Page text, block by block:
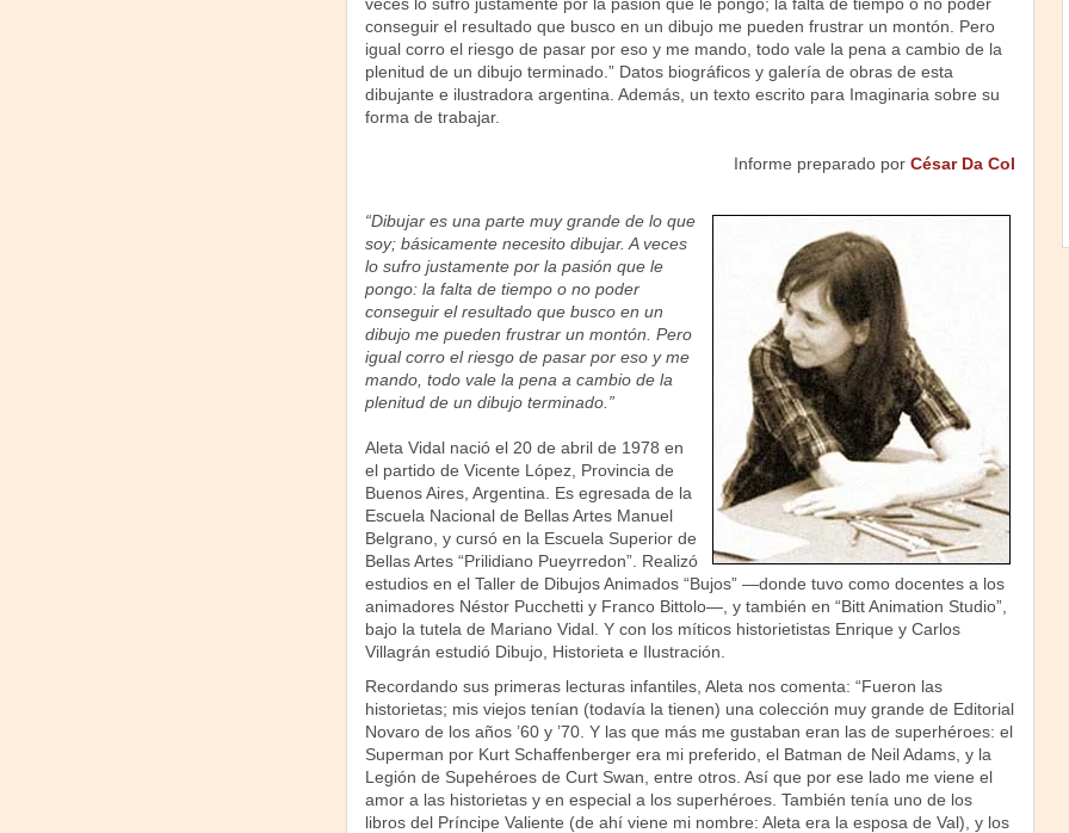
conseguir el resultado que busco en un dibujo me pueden frustrar un montón. Pero
igual corro el riesgo de pasar por eso y me mando, todo vale la pena a cambio de la
plenitud de un dibujo terminado.” Datos biográficos y galería de obras de esta
dibujante e ilustradora argentina. Además, un texto escrito para Imaginaria sobre su
forma de trabajar.
Informe preparado por César Da Col
“Dibujar es una parte muy grande de lo que
soy; básicamente necesito dibujar. A veces
lo sufro justamente por la pasión que le
pongo: la falta de tiempo o no poder
conseguir el resultado que busco en un
dibujo me pueden frustrar un montón. Pero
igual corro el riesgo de pasar por eso y me
mando, todo vale la pena a cambio de la
plenitud de un dibujo terminado.”
Aleta Vidal nació el 20 de abril de 1978 en
el partido de Vicente López, Provincia de
Buenos Aires, Argentina. Es egresada de la
Escuela Nacional de Bellas Artes Manuel
Belgrano, y cursó en la Escuela Superior de
Bellas Artes “Prilidiano Pueyrredon”. Realizó
estudios en el Taller de Dibujos Animados “Bujos” —donde tuvo como docentes a los
animadores Néstor Pucchetti y Franco Bittolo—, y también en “Bitt Animation Studio”,
bajo la tutela de Mariano Vidal. Y con los míticos historietistas Enrique y Carlos
Villagrán estudió Dibujo, Historieta e Ilustración.
Recordando sus primeras lecturas infantiles, Aleta nos comenta: “Fueron las
historietas; mis viejos tenían (todavía la tienen) una colección muy grande de Editorial
Novaro de los años ’60 y ’70. Y las que más me gustaban eran las de superhéroes: el
Superman por Kurt Schaffenberger era mi preferido, el Batman de Neil Adams, y la
Legión de Supehéroes de Curt Swan, entre otros. Así que por ese lado me viene el
amor a las historietas y en especial a los superhéroes. También tenía uno de los
libros del Príncipe Valiente (de ahí viene mi nombre: Aleta era la esposa de Val), y los